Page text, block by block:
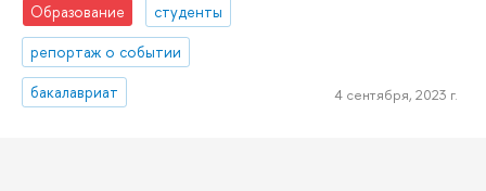
Образование
студенты
репортаж о событии
бакалавриат
4 сентября, 2023 г.